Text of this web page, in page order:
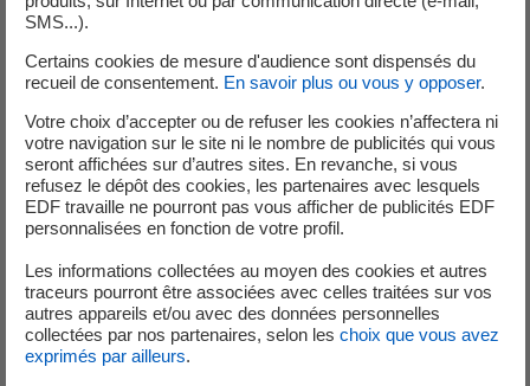
Passer à la mobilité électrique
Financer votre décarbonation
Devenir producteur
Produire et consommer votre énergie
Faire le choix d'EDF
Engagement social
Lutter contre la précarité
Décryptages
SMS...).
Certains cookies de mesure d'audience sont dispensés du
recueil de consentement. En savoir plus ou vous y opposer.
Votre choix d’accepter ou de refuser les cookies n’affectera ni
votre navigation sur le site ni le nombre de publicités qui vous
seront affichées sur d’autres sites. En revanche, si vous
refusez le dépôt des cookies, les partenaires avec lesquels
EDF travaille ne pourront pas vous afficher de publicités EDF
personnalisées en fonction de votre profil.
Les informations collectées au moyen des cookies et autres
traceurs pourront être associées avec celles traitées sur vos
autres appareils et/ou avec des données personnelles
collectées par nos partenaires, selon les choix que vous avez
exprimés par ailleurs.